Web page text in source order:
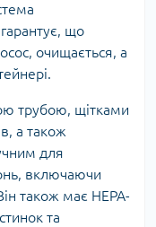
що
очищається, а
трубою, щітками
а також
для
включаючи
також має НЕРА-
та